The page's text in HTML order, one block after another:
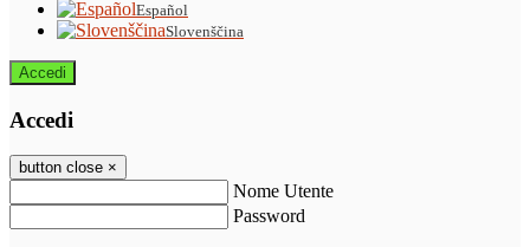
Español
Slovenščina
Accedi
Accedi
button close ×
Nome Utente
Password